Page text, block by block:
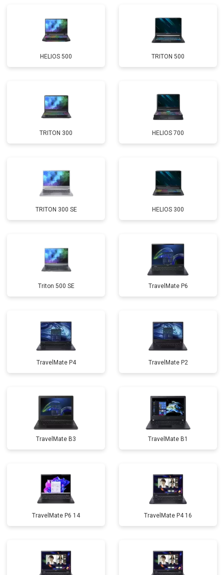
Замена Wi-Fi от 2200 ₽ Заказать
Ремонт цепи питания от 3500 ₽ Заказать
Замена USB порта от 2200 ₽ Заказать
Замена кулера от 2600 ₽ Заказать
Замена микрофона от 2600 ₽ Заказать
Замена оперативной памяти от 1100 ₽ Заказать
Замена северного моста от 3500 ₽ Заказать
Ремонт петель от 3990 ₽ Заказать
HELIOS 500 TRITON 500
TRITON 300 HELIOS 700
TRITON 300 SE HELIOS 300
Triton 500 SE TravelMate P6
TravelMate P4 TravelMate P2
TravelMate B3 TravelMate B1
TravelMate P6 14 TravelMate P4 16